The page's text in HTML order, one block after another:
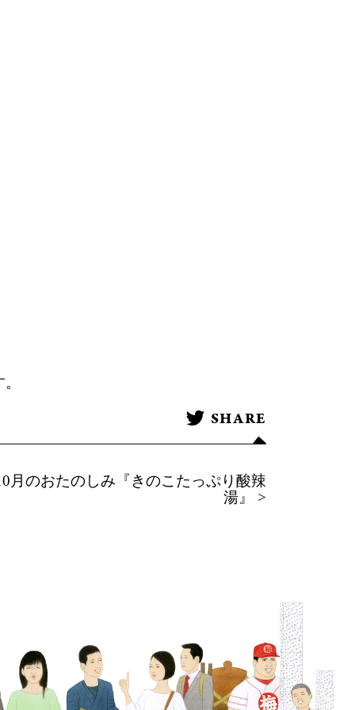
SHARE
月のおたのしみ『きのこたっぷり酸辣
湯』 >